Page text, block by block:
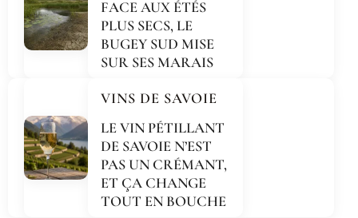
FACE AUX ÉTÉS
PLUS SECS, LE
BUGEY SUD MISE
SUR SES MARAIS
VINS DE SAVOIE
LE VIN PÉTILLANT
DE SAVOIE N’EST
PAS UN CRÉMANT,
ET ÇA CHANGE
TOUT EN BOUCHE